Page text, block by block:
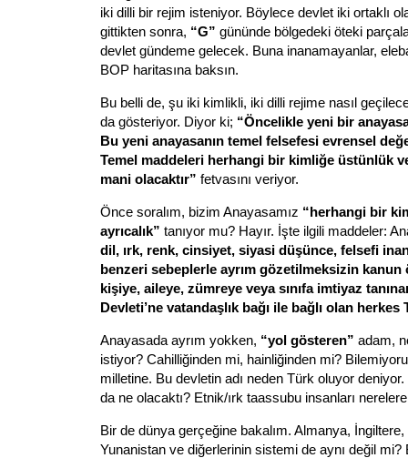
iki dilli bir rejim isteniyor. Böylece devlet iki ortaklı
gittikten sonra, “G” gününde bölgedeki öteki
devlet gündeme gelecek. Buna inanamayanlar,
BOP haritasına baksın.
Bu belli de, şu iki kimlikli, iki dilli rejime nasıl
da gösteriyor. Diyor ki; “Öncelikle yeni bir
Bu yeni anayasanın temel felsefesi evrensel
Temel maddeleri herhangi bir kimliğe üstünlük
mani olacaktır” fetvasını veriyor.
Önce soralım, bizim Anayasamız “herhangi bir
ayrıcalık” tanıyor mu? Hayır. İşte ilgili maddeler:
dil, ırk, renk, cinsiyet, siyasi düşünce, felsefi
benzeri sebeplerle ayrım gözetilmeksizin kanun
kişiye, aileye, zümreye veya sınıfa imtiyaz
Devleti’ne vatandaşlık bağı ile bağlı olan herkes
Anayasada ayrım yokken, “yol gösteren” adam,
istiyor? Cahilliğinden mi, hainliğinden mi?
milletine. Bu devletin adı neden Türk oluyor
da ne olacaktı? Etnik/ırk taassubu insanları
Bir de dünya gerçeğine bakalım. Almanya, İngiltere,
Yunanistan ve diğerlerinin sistemi de aynı değil